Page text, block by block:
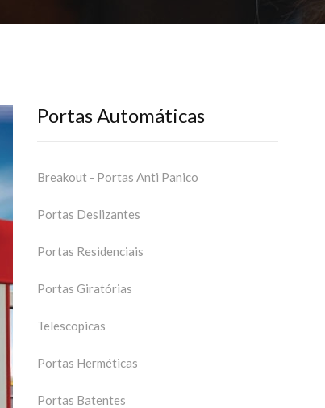
Portas Automáticas
Breakout - Portas Anti Panico
Portas Deslizantes
Portas Residenciais
Portas Giratórias
Telescopicas
Portas Herméticas
Portas Batentes